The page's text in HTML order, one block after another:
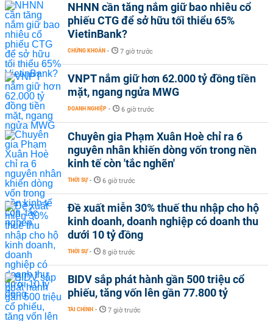
NHNN cần tăng nắm giữ bao nhiêu cổ
phiếu CTG để sở hữu tối thiểu 65%
VietinBank?
CHỨNG KHOÁN - 7 giờ trước
VNPT nắm giữ hơn 62.000 tỷ đồng tiền
mặt, ngang ngửa MWG
DOANH NGHIỆP - 6 giờ trước
Chuyên gia Phạm Xuân Hoè chỉ ra 6
nguyên nhân khiến dòng vốn trong nền
kinh tế còn 'tắc nghẽn'
THỜI SỰ - 6 giờ trước
Đề xuất miễn 30% thuế thu nhập cho hộ
kinh doanh, doanh nghiệp có doanh thu
dưới 10 tỷ đồng
THỜI SỰ - 8 giờ trước
BIDV sắp phát hành gần 500 triệu cổ
phiếu, tăng vốn lên gần 77.800 tỷ
TÀI CHÍNH - 7 giờ trước